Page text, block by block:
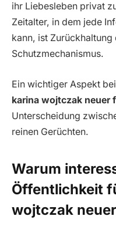
ihr Liebesleben privat
Zeitalter, in dem jede
kann, ist
Schutzmechanismus.
Ein wichtiger Aspekt
karina wojtczak neuer
Unterscheidung
reinen Gerüchten.
Warum
Öffentlichkeit
wojtczak